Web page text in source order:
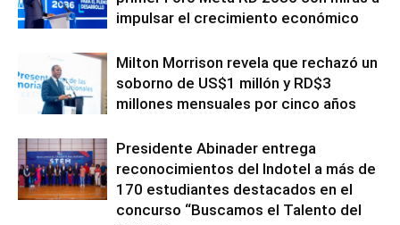
impulsar el crecimiento económico
Milton Morrison revela que rechazó un
soborno de US$1 millón y RD$3
millones mensuales por cinco años
Presidente Abinader entrega
reconocimientos del Indotel a más de
170 estudiantes destacados en el
concurso “Buscamos el Talento del